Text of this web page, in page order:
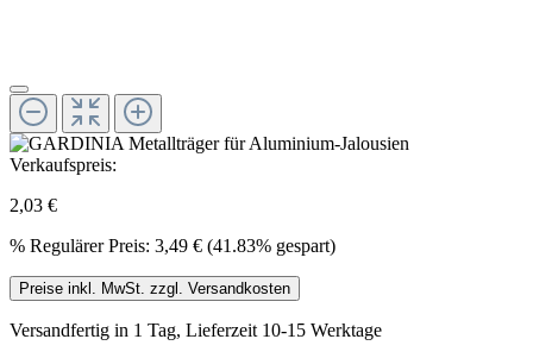
Verkaufspreis:
2,03 €
% Regulärer Preis: 3,49 € (41.83% gespart)
Preise inkl. MwSt. zzgl. Versandkosten
Versandfertig in 1 Tag, Lieferzeit 10-15 Werktage